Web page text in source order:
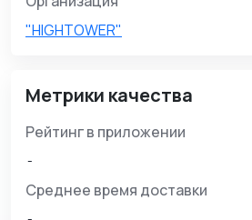
"HIGHTOWER"
Метрики качества
Рейтинг в приложении
-
Среднее время доставки